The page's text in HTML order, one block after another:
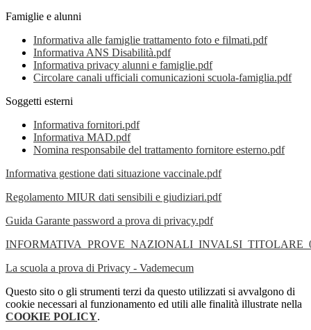
Famiglie e alunni
Informativa alle famiglie trattamento foto e filmati.pdf
Informativa ANS Disabilità.pdf
Informativa privacy alunni e famiglie.pdf
Circolare canali ufficiali comunicazioni scuola-famiglia.pdf
Soggetti esterni
Informativa fornitori.pdf
Informativa MAD.pdf
Nomina responsabile del trattamento fornitore esterno.pdf
Informativa gestione dati situazione vaccinale.pdf
Regolamento MIUR dati sensibili e giudiziari.pdf
Guida Garante password a prova di privacy.pdf
La scuola a prova di Privacy - Vademecum
Questo sito o gli strumenti terzi da questo utilizzati si avvalgono di
cookie necessari al funzionamento ed utili alle finalità illustrate nella
COOKIE POLICY.